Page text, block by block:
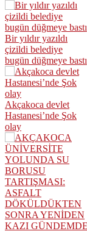
Bir yıldır yazıldı
çizildi belediye
bugün düğmeye bastı
Akçakoca devlet
Hastanesi’nde Şok
olay